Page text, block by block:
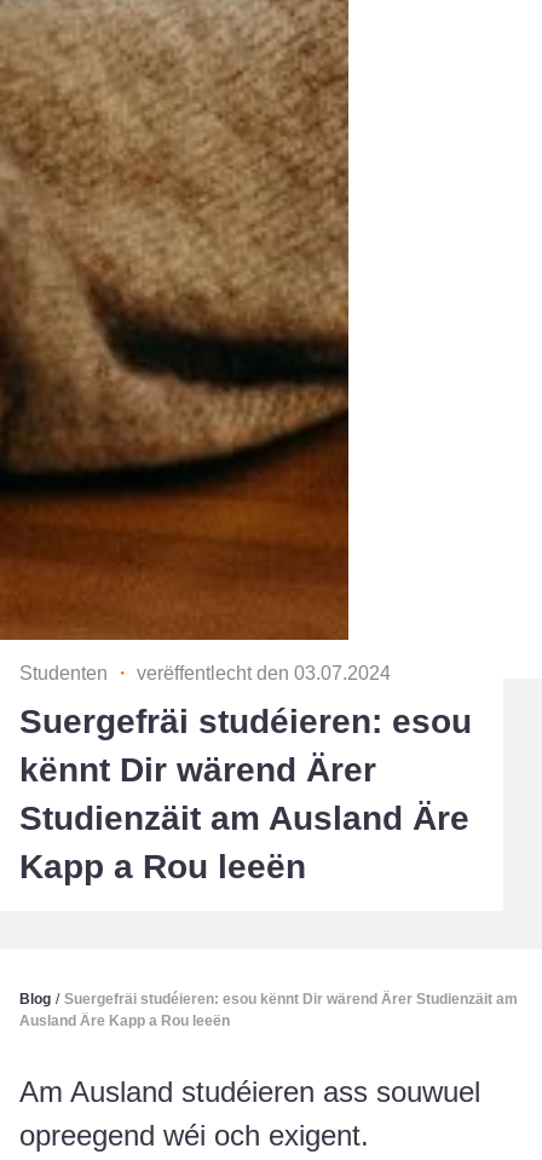
Studenten ・ verëffentlecht den 03.07.2024
Suergefräi studéieren: esou
kënnt Dir wärend Ärer
Studienzäit am Ausland Äre
Kapp a Rou leeën
Blog / Suergefräi studéieren: esou kënnt Dir wärend Ärer Studienzäit am
Ausland Äre Kapp a Rou leeën
Am Ausland studéieren ass souwuel
opreegend wéi och exigent.